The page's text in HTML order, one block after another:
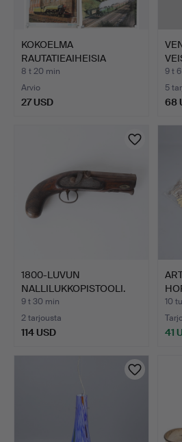
KOKOELMA
RAUTATIEAIHEISIA
JULISTEITA. (6).
8 t 20 min
Arvio
27 USD
9 t
5
68
1800-LUVUN
NALLILUKKOPISTOOLI.
LUKOSSA VAL…
9 t 30 min
2 tarjousta
114 USD
10
41